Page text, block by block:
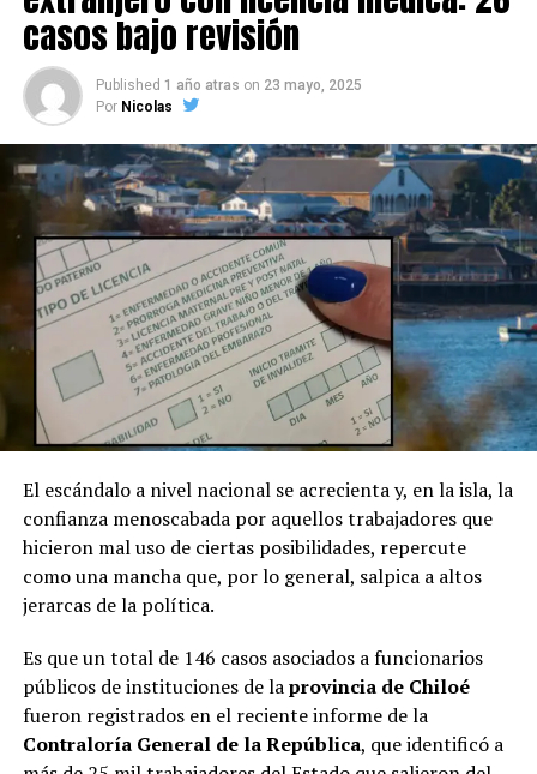
casos bajo revisión
Published 1 año atras on 23 mayo, 2025
Por Nicolas
El escándalo a nivel nacional se acrecienta y, en la isla, la
confianza menoscabada por aquellos trabajadores que
hicieron mal uso de ciertas posibilidades, repercute
como una mancha que, por lo general, salpica a altos
jerarcas de la política.
Es que un total de 146 casos asociados a funcionarios
públicos de instituciones de laprovincia de Chiloé
fueron registrados en el reciente informe de la
Contraloría General de la República, que identificó a